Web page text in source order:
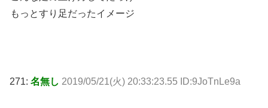
もっとすり足だったイメージ
271: 名無し 2019/05/21(火) 20:33:23.55 ID:9JoTnLe9a